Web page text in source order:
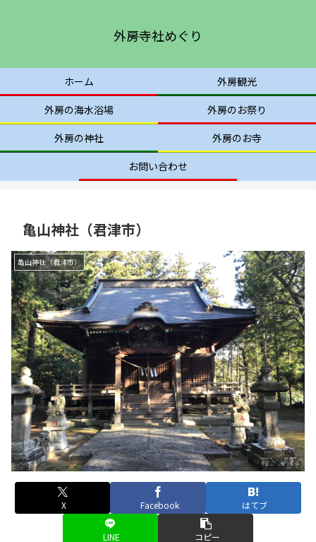
外房寺社めぐり
ホーム
外房観光
外房の海水浴場
外房のお祭り
外房の神社
外房のお寺
お問い合わせ
亀山神社（君津市）
亀山神社（君津市）
X Facebook はてブ
LINE コピー